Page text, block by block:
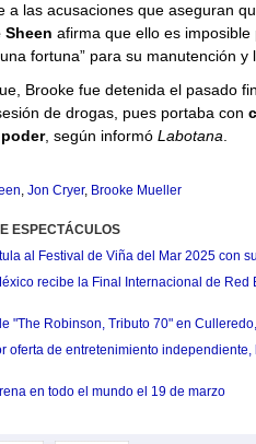
a las acusaciones que aseguran
Sheen afirma que ello es
fortuna” para su manutención y
Brooke fue detenida el pasado
de drogas, pues portaba con
, según informó Labotana
, Jon Cryer, Brooke Mueller
ESPECTÁCULOS
al Festival de Viña del Mar 2025 con
recibe la Final Internacional de Red
"The Robinson, Tributo 70" en
oferta de entretenimiento
en todo el mundo el 19 de marzo